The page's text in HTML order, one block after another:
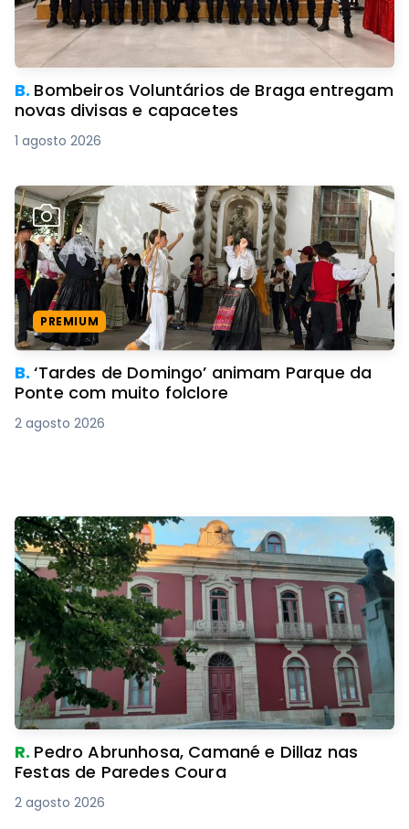
B. Bombeiros Voluntários de Braga entregam
novas divisas e capacetes
1 agosto 2026
PREMIUM
B.‘Tardes de Domingo’ animam Parque da
Ponte com muito folclore
2 agosto 2026
R. Pedro Abrunhosa, Camané e Dillaz nas
Festas de Paredes Coura
2 agosto 2026